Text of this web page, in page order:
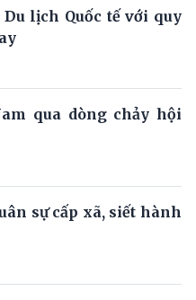
lịch Quốc tế với quy
qua dòng chảy hội
sự cấp xã, siết hành